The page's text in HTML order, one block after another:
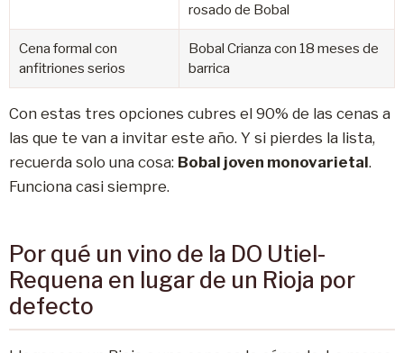
rosado de Bobal
Cena formal con
anfitriones serios
Bobal Crianza con 18 meses de
barrica
Con estas tres opciones cubres el 90% de las cenas a
las que te van a invitar este año. Y si pierdes la lista,
recuerda solo una cosa: Bobal joven monovarietal.
Funciona casi siempre.
Por qué un vino de la DO Utiel-
Requena en lugar de un Rioja por
defecto